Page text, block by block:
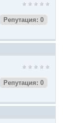
Репутация: 0
Репутация: 0